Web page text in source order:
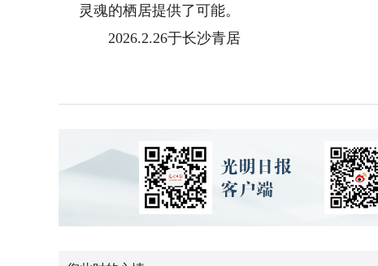
灵魂的栖居提供了可能。
2026.2.26于长沙青居